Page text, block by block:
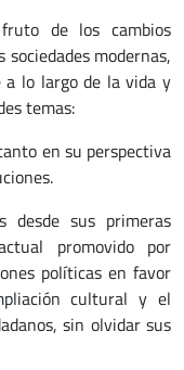
de los cambios
modernas,
a lo largo de la vida y
temas:
en su perspectiva
desde sus primeras
promovido por
políticas en favor
cultural y el
sin olvidar sus